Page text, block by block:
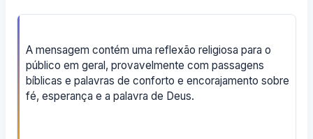
A mensagem contém uma reflexão religiosa para o
público em geral, provavelmente com passagens
bíblicas e palavras de conforto e encorajamento sobre
fé, esperança e a palavra de Deus.